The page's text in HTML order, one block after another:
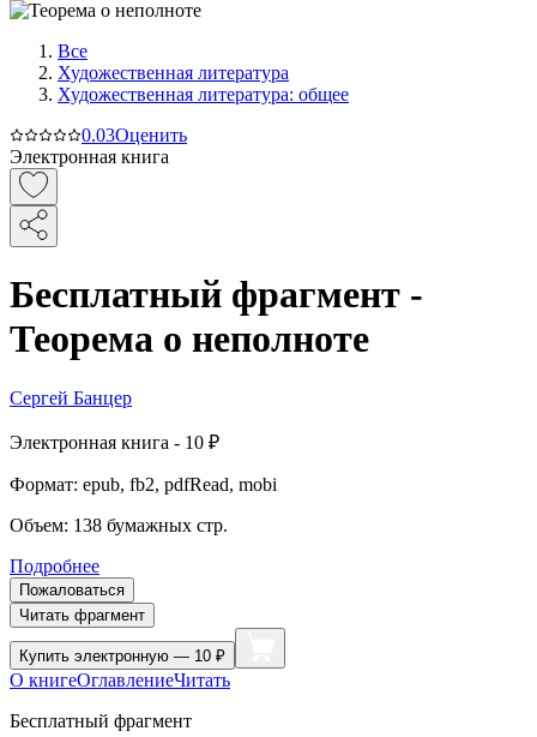
Все
Художественная литература
Художественная литература: общее
0.03Оценить
Электронная книга
Бесплатный фрагмент -
Теорема о неполноте
Сергей Банцер
Электронная книга - 10 ₽
Формат: epub, fb2, pdfRead, mobi
Объем: 138 бумажных стр.
Подробнее
Пожаловаться
Читать фрагмент
Купить электронную — 10 ₽
О книгеОглавлениеЧитать
Бесплатный фрагмент